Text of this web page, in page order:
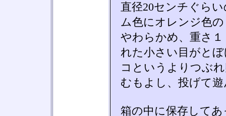
直径20センチぐら
ム色にオレンジ色
やわらかめ、重さ
れた小さい目がと
コというよりつぶ
むもよし、投げて
箱の中に保存して